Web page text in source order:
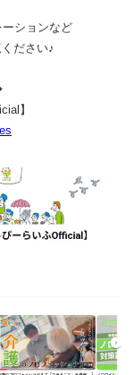
ションなど
ださい♪
】